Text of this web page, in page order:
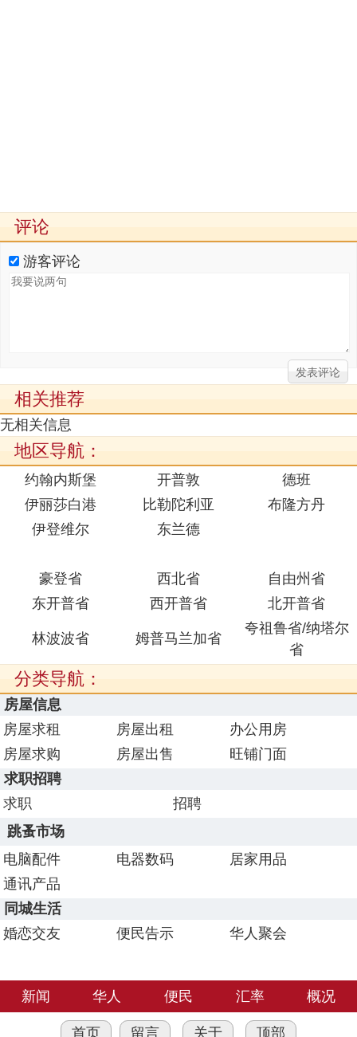
评论
游客评论
相关推荐
无相关信息
地区导航：
约翰内斯堡 开普敦
德班
伊丽莎白港
比勒陀利亚
布隆方丹
伊登维尔
东兰德
豪登省 西北省
自由州省
东开普省
西开普省 北开普省
林波波省 姆普马兰加省
夸祖鲁省/纳塔尔
省
分类导航：
房屋信息
房屋求租
房屋出租
办公用房
房屋求购
房屋出售
旺铺门面
求职招聘
求职
招聘
跳蚤市场
电脑配件
电器数码
居家用品
通讯产品
同城生活
婚恋交友
便民告示 华人聚会
新闻 华人 便民 汇率 概况
首页 留言 关于 顶部